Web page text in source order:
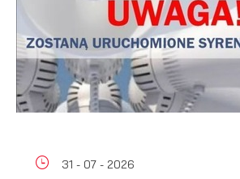
31 - 07 - 2026